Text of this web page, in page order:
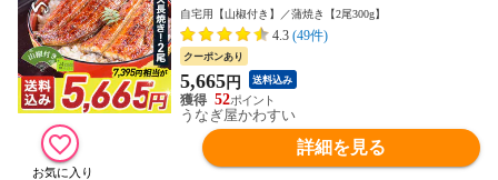
サイズ 送料無料 ウナギ 蒲焼き 食品 ギフ
ト 誕生日プレゼント 母親 父親 お取り寄せ
グルメ 海鮮 人気 おすすめ 内祝 食べ物＜
のし対応可＞
自宅用【山椒付き】／蒲焼き【2尾300g】
4.3 (49件)
クーポンあり
5,665円 送料込み
52
うなぎ屋かわすい
詳細を見る